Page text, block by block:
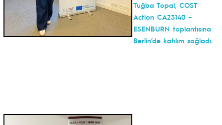
Tuğba Topal, COST
Action CA23140 –
ESENBURN toplantısına
Berlin’de katılım sağladı.